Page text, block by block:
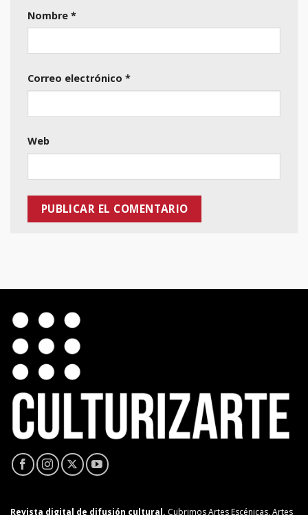
Nombre *
Correo electrónico *
Web
Revista digital de difusión cultural. Cubrimos Artes Escénicas, Artes